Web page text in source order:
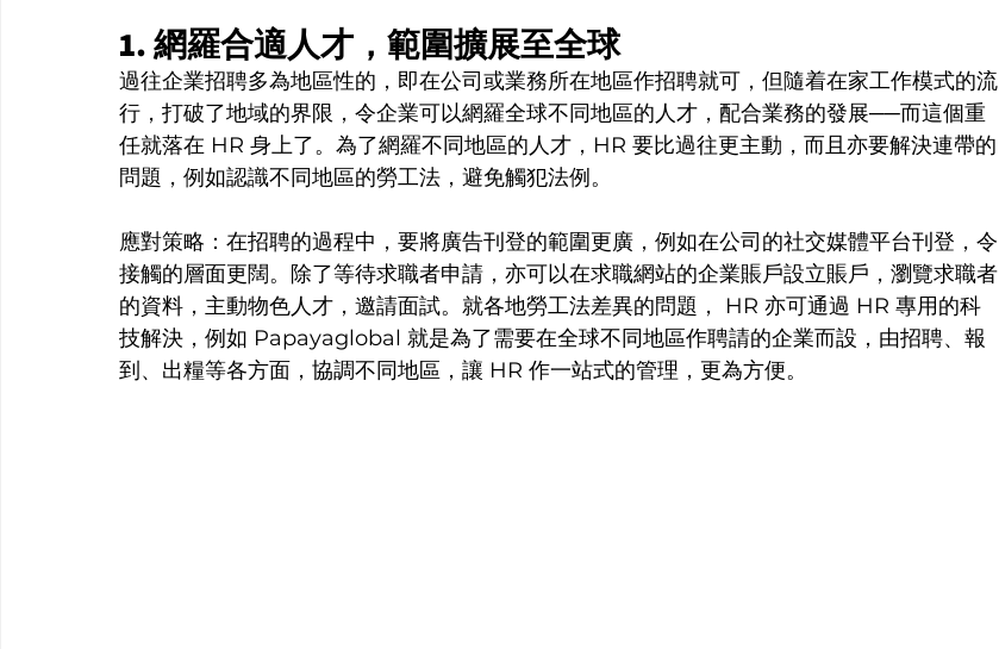
1. 網羅合適人才，範圍擴展至全球
過往企業招聘多為地區性的，即在公司或業務所在地區作招聘就可，但隨着在家工作模式的流
行，打破了地域的界限，令企業可以網羅全球不同地區的人才，配合業務的發展──而這個重
任就落在 HR 身上了。為了網羅不同地區的人才，HR 要比過往更主動，而且亦要解決連帶的
問題，例如認識不同地區的勞工法，避免觸犯法例。
應對策略：在招聘的過程中，要將廣告刊登的範圍更廣，例如在公司的社交媒體平台刊登，令
接觸的層面更闊。除了等待求職者申請，亦可以在求職網站的企業賬戶設立賬戶，瀏覽求職者
的資料，主動物色人才，邀請面試。就各地勞工法差異的問題， HR 亦可通過 HR 專用的科
技解決，例如 Papayaglobal 就是為了需要在全球不同地區作聘請的企業而設，由招聘、報
到、出糧等各方面，協調不同地區，讓 HR 作一站式的管理，更為方便。